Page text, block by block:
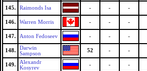
145. Raimonds Isa - - -
146. Warren Morris - - -
147. Anton Fedoseev - - -
148.
Darwin
Sampson
52 - -
149.
Alexandr
Kosyrev
- - -